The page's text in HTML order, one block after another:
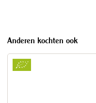
Anderen kochten ook